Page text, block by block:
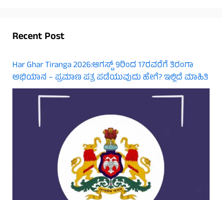
Recent Post
Har Ghar Tiranga 2026:ಆಗಸ್ಟ್ 9ರಿಂದ 17ರವರೆಗೆ ತಿರಂಗಾ
ಅಭಿಯಾನ – ಪ್ರಮಾಣ ಪತ್ರ ಪಡೆಯುವುದು ಹೇಗೆ? ಇಲ್ಲಿದೆ ಮಾಹಿತಿ